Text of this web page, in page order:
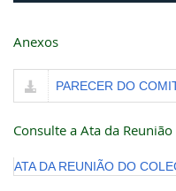
Anexos
PARECER DO
Consulte a Ata da
ATA DA REUNIÃO DO